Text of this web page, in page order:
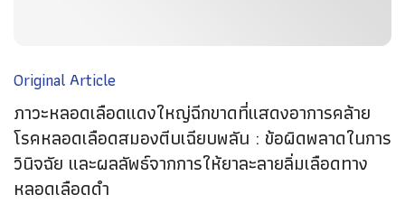
Original Article
ภาวะหลอดเลือดแดงใหญ่ฉีกขาดที่แสดงอาการคล้าย
โรคหลอดเลือดสมองตีบเฉียบพลัน : ข้อผิดพลาดในการ
วินิจฉัย และผลลัพธ์จากการให้ยาละลายลิ่มเลือดทาง
หลอดเลือดดำ